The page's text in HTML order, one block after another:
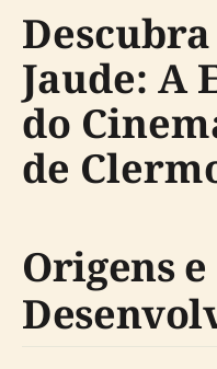
Jaude: A
do
de
Origens e